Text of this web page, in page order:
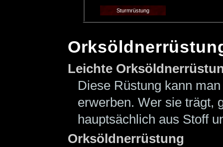
Sturmrüstung
Leichte
Diese Rüstung kann
erwerben. Wer sie trägt,
hauptsächlich aus Stoff
Orksöldnerrüstung